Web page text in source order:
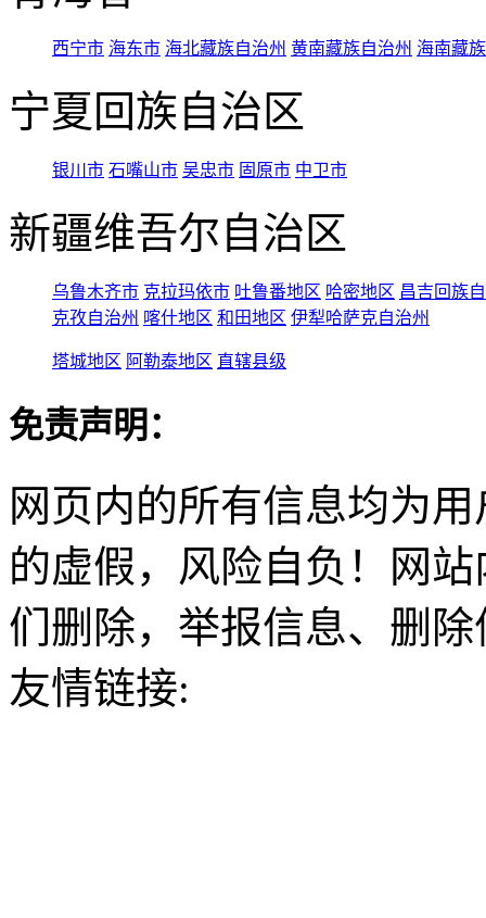
西宁市 海东市 海北藏族自治州 黄南藏族自治州 海南藏
宁夏回族自治区
银川市 石嘴山市 吴忠市 固原市 中卫市
新疆维吾尔自治区
乌鲁木齐市 克拉玛依市 吐鲁番地区 哈密地区 昌吉回族
克孜自治州 喀什地区 和田地区 伊犁哈萨克自治州
塔城地区 阿勒泰地区 直辖县级
免责声明：
网页内的所有信息均为
的虚假，风险自负！网
们删除，举报信息、删
友情链接: